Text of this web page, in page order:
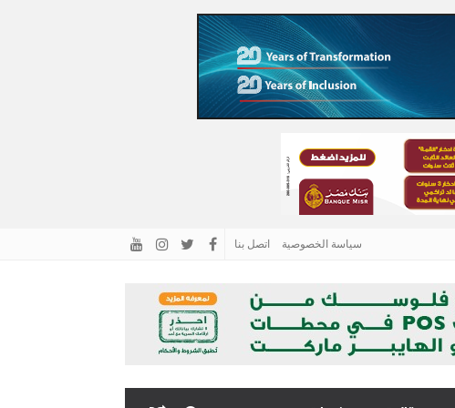
سياسة الخصوصية اتصل بنا